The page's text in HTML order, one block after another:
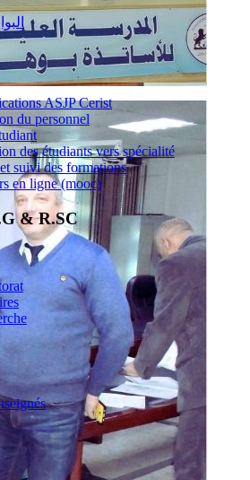
ASJP Cerist
du personnel
des étudiants vers spécialité
suivi des formations
en ligne (mooc)
& R.SC